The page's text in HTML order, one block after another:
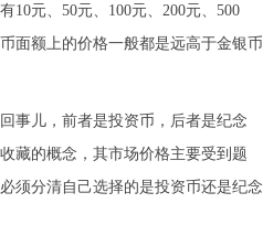
10元、50元、100元、200元、500
面额上的价格一般都是远高于金银币
事儿，前者是投资币，后者是纪念
藏的概念，其市场价格主要受到题
须分清自己选择的是投资币还是纪念